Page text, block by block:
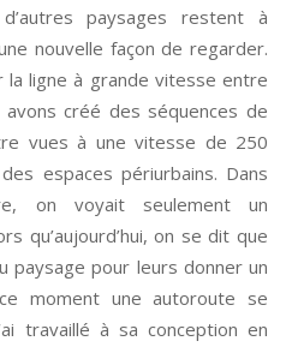
paysages restent à
nouvelle façon de regarder.
la ligne à grande vitesse entre
créé des séquences de
vues à une vitesse de 250
espaces périurbains. Dans
on voyait seulement un
qu’aujourd’hui, on se dit que
paysage pour leurs donner un
moment une autoroute se
travaillé à sa conception en